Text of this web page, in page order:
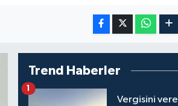
Trend Haberler
Vergisini
1